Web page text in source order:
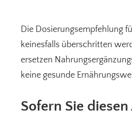
Die Dosierungsempfehlung
keinesfalls überschritten
ersetzen
keine gesunde
Sofern Sie